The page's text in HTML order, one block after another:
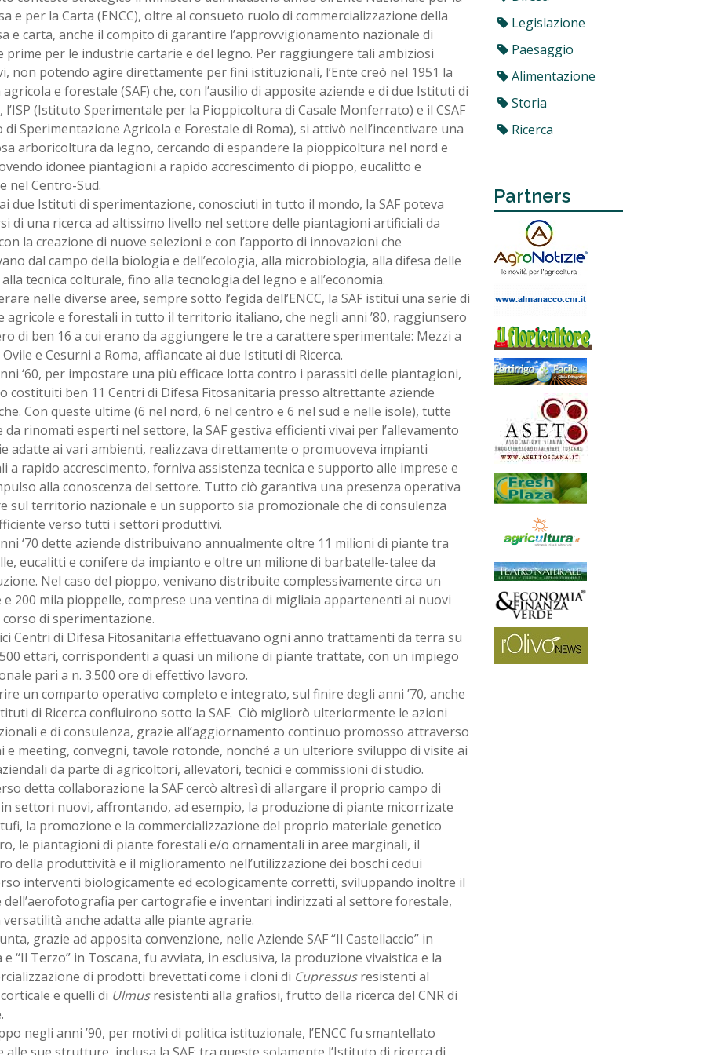
e per la Carta (ENCC), oltre al consueto ruolo di commercializzazione della
e carta, anche il compito di garantire l’approvvigionamento nazionale di
prime per le industrie cartarie e del legno. Per raggiungere tali ambiziosi
non potendo agire direttamente per fini istituzionali, l’Ente creò nel 1951 la
agricola e forestale (SAF) che, con l’ausilio di apposite aziende e di due Istituti di
l’ISP (Istituto Sperimentale per la Pioppicoltura di Casale Monferrato) e il CSAF
di Sperimentazione Agricola e Forestale di Roma), si attivò nell’incentivare una
arboricoltura da legno, cercando di espandere la pioppicoltura nel nord e
idonee piantagioni a rapido accrescimento di pioppo, eucalitto e
nel Centro-Sud.
due Istituti di sperimentazione, conosciuti in tutto il mondo, la SAF poteva
di una ricerca ad altissimo livello nel settore delle piantagioni artificiali da
la creazione di nuove selezioni e con l’apporto di innovazioni che
dal campo della biologia e dell’ecologia, alla microbiologia, alla difesa delle
tecnica colturale, fino alla tecnologia del legno e all’economia.
nelle diverse aree, sempre sotto l’egida dell’ENCC, la SAF istituì una serie di
agricole e forestali in tutto il territorio italiano, che negli anni ’80, raggiunsero
di ben 16 a cui erano da aggiungere le tre a carattere sperimentale: Mezzi a
Ovile e Cesurni a Roma, affiancate ai due Istituti di Ricerca.
‘60, per impostare una più efficace lotta contro i parassiti delle piantagioni,
costituiti ben 11 Centri di Difesa Fitosanitaria presso altrettante aziende
Con queste ultime (6 nel nord, 6 nel centro e 6 nel sud e nelle isole), tutte
da rinomati esperti nel settore, la SAF gestiva efficienti vivai per l’allevamento
adatte ai vari ambienti, realizzava direttamente o promuoveva impianti
a rapido accrescimento, forniva assistenza tecnica e supporto alle imprese e
alla conoscenza del settore. Tutto ciò garantiva una presenza operativa
sul territorio nazionale e un supporto sia promozionale che di consulenza
verso tutti i settori produttivi.
‘70 dette aziende distribuivano annualmente oltre 11 milioni di piante tra
eucalitti e conifere da impianto e oltre un milione di barbatelle-talee da
Nel caso del pioppo, venivano distribuite complessivamente circa un
e 200 mila pioppelle, comprese una ventina di migliaia appartenenti ai nuovi
di sperimentazione.
Centri di Difesa Fitosanitaria effettuavano ogni anno trattamenti da terra su
ettari, corrispondenti a quasi un milione di piante trattate, con un impiego
pari a n. 3.500 ore di effettivo lavoro.
un comparto operativo completo e integrato, sul finire degli anni ’70, anche
di Ricerca confluirono sotto la SAF. Ciò migliorò ulteriormente le azioni
e di consulenza, grazie all’aggiornamento continuo promosso attraverso
e meeting, convegni, tavole rotonde, nonché a un ulteriore sviluppo di visite ai
da parte di agricoltori, allevatori, tecnici e commissioni di studio.
detta collaborazione la SAF cercò altresì di allargare il proprio campo di
settori nuovi, affrontando, ad esempio, la produzione di piante micorrizate
la promozione e la commercializzazione del proprio materiale genetico
le piantagioni di piante forestali e/o ornamentali in aree marginali, il
della produttività e il miglioramento nell’utilizzazione dei boschi cedui
interventi biologicamente ed ecologicamente corretti, sviluppando inoltre il
per cartografie e inventari indirizzati al settore forestale,
versatilità anche adatta alle piante agrarie.
grazie ad apposita convenzione, nelle Aziende SAF “Il Castellaccio” in
“Il Terzo” in Toscana, fu avviata, in esclusiva, la produzione vivaistica e la
di prodotti brevettati come i cloni di Cupressusresistenti al
e quelli di Ulmusresistenti alla grafiosi, frutto della ricerca del CNR di
negli anni ’90, per motivi di politica istituzionale, l’ENCC fu smantellato
alle sue strutture, inclusa la SAF; tra queste solamente l’Istituto di ricerca di
Legislazione
Paesaggio
Alimentazione
Storia
Ricerca
Partners